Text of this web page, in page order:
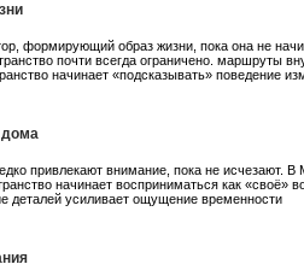
формирующий образ жизни, пока она не
почти всегда ограничено. маршруты
начинает «подсказывать» поведение
дома
привлекают внимание, пока не исчезают.
начинает восприниматься как «своё»
деталей усиливает ощущение временности